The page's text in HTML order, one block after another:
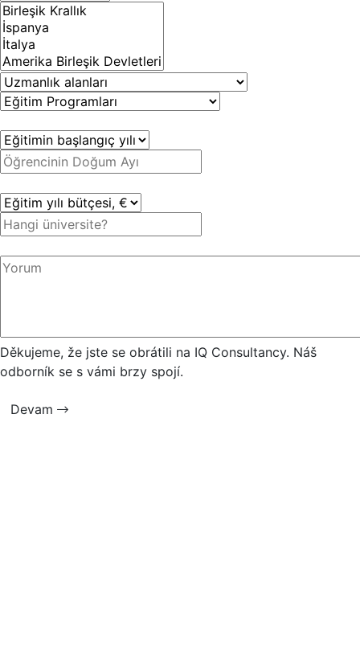
Děkujeme, že jste se obrátili na IQ Consultancy. Náš
odborník se s vámi brzy spojí.
Devam